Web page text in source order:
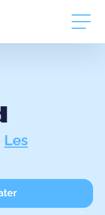
Les